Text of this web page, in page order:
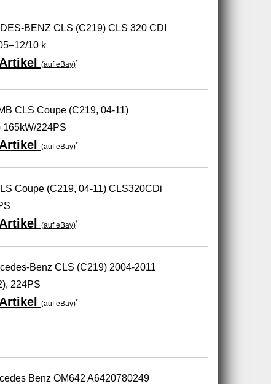
BENZ CLS (C219) CLS 320 CDI
10 k
(auf eBay)*
CLS Coupe (C219, 04-11)
224PS
(auf eBay)*
Coupe (C219, 04-11) CLS320CDi
(auf eBay)*
Benz CLS (C219) 2004-2011
224PS
(auf eBay)*
Benz OM642 A6420780249